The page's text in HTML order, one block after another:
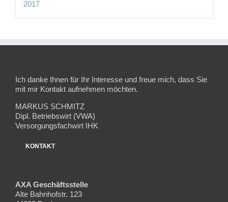
Ich danke Ihnen für Ihr Interesse und freue mich, dass Sie
mit mir Kontakt aufnehmen möchten.
MARKUS SCHMITZ
Dipl. Betriebswirt (VWA)
Versorgungsfachwirt IHK
KONTAKT
AXA Geschäftsstelle
Alte Bahnhofstr. 123